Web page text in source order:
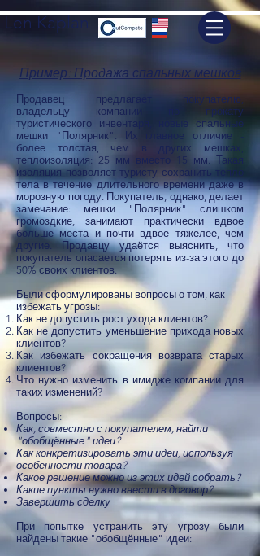
Len Kaplan
Пример: Продажа спальных мешков
Продавец предлагает покупателю,
владельцу компании по прокату
туристического инвентаря, новые спальные
мешки "Полярник". Их главное отличие -
более толстая, чем в других мешках,
теплоизоляция: 25 мм вместо 15 мм. Такая
изоляция позволяет туристу сохранить тепло
тела в течение длительного времени даже в
морозную погоду. Покупатель, однако, делает
замечание: мешки "Полярник" слишком
громоздкие, занимают практически вдвое
больше места и почти вдвое тяжелее, чем
другие. Продавцу удаётся выяснить, что
покупатель опасается потерять из-за этого до
50% своих клиентов.
Были сформулированы вопросы о том, как
избежать угрозы:
Как не допустить рост ухода клиентов?
Как не допустить уменьшение прихода новых
клиентов?
Как избежать сокращения возврата старых
клиентов?
Что нужно изменить в имидже компании для
таких изменений?
Вопросы:​
Как, совместно с покупателем, найти
"обобщённые" идеи?
Как конкретизировать эти идеи, используя
особенности товара?
Какое решение можно из этих идей собрать?
Какие пункты нужно внести в договор?
Завершить сделку
При попытке устранить эту угрозу были
найдены такие "обобщённые" идеи: